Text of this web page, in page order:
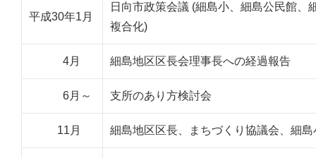
平成30年1月
日向市政策会議 (細島小、細島公民館、
複合化)
4月 細島地区区長会理事長への経過報告
6月～ 支所のあり方検討会
11月 細島地区区長、まちづくり協議会、細